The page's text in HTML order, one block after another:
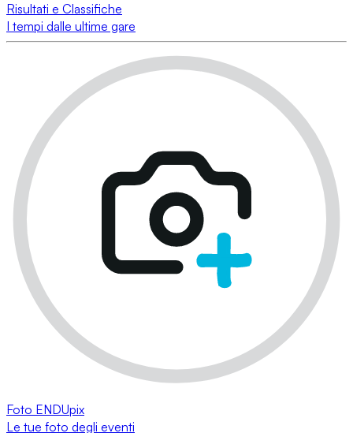
Risultati e Classifiche
I tempi dalle ultime gare
Foto ENDUpix
Le tue foto degli eventi